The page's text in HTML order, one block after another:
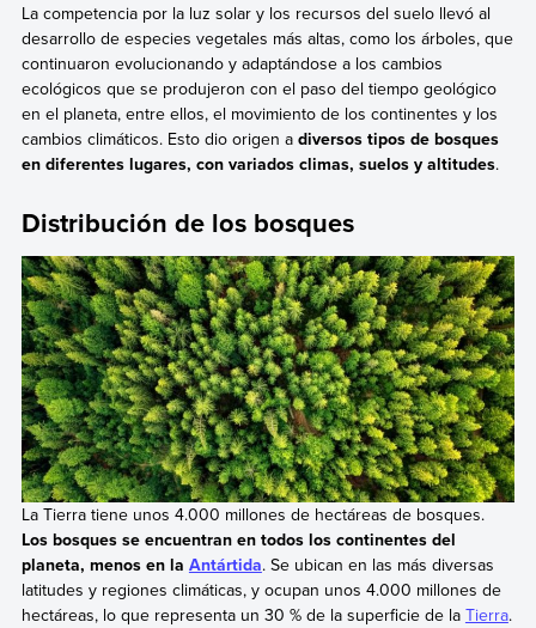
La competencia por la luz solar y los recursos del suelo llevó al
desarrollo de especies vegetales más altas, como los árboles, que
continuaron evolucionando y adaptándose a los cambios
ecológicos que se produjeron con el paso del tiempo geológico
en el planeta, entre ellos, el movimiento de los continentes y los
cambios climáticos. Esto dio origen a diversos tipos de bosques
en diferentes lugares, con variados climas, suelos y altitudes.
Distribución de los bosques
La Tierra tiene unos 4.000 millones de hectáreas de bosques.
Los bosques se encuentran en todos los continentes del
planeta, menos en la Antártida. Se ubican en las más diversas
latitudes y regiones climáticas, y ocupan unos 4.000 millones de
hectáreas, lo que representa un 30 % de la superficie de la Tierra.